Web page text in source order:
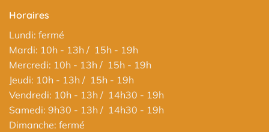
Horaires
Lundi: fermé
Mardi: 10h - 13h / 15h - 19h
Mercredi: 10h - 13h / 15h - 19h
Jeudi: 10h - 13h / 15h - 19h
Vendredi: 10h - 13h / 14h30 - 19h
Samedi: 9h30 - 13h / 14h30 - 19h
Dimanche: fermé